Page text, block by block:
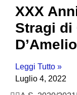
XXX
Stragi di
D’Amelio
Leggi Tutto »
Luglio 4, 2022